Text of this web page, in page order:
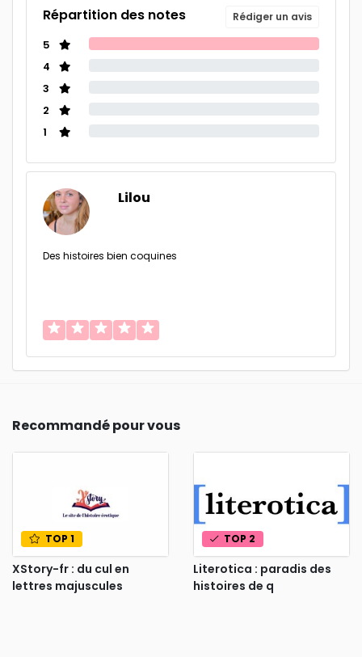
Rédiger un avis
Répartition des notes
5
4
3
2
1
Lilou
Des histoires bien coquines
Recommandé pour vous
TOP 1
XStory-fr : du cul en
lettres majuscules
TOP 2
Literotica : paradis des
histoires de q